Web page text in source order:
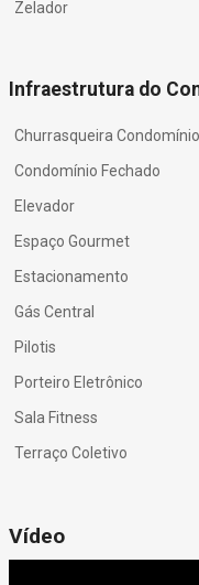
Zelador
Infraestrutura do
Churrasqueira Condomínio
Condomínio Fechado
Elevador
Espaço Gourmet
Estacionamento
Gás Central
Pilotis
Porteiro Eletrônico
Sala Fitness
Terraço Coletivo
Vídeo